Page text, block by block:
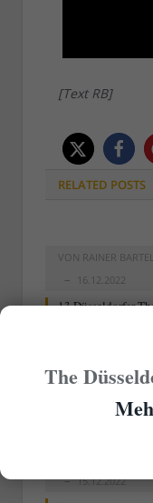
[Text RB]
RELATED POSTS
VON RAINER BARTEL
16.12.2022
13 Düsseldorfer
15.12.2022
The